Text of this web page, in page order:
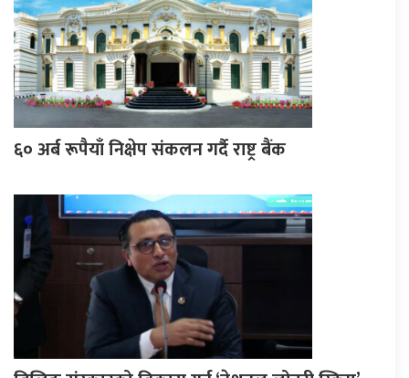
६० अर्ब रूपैयाँ निक्षेप संकलन गर्दै राष्ट्र बैंक